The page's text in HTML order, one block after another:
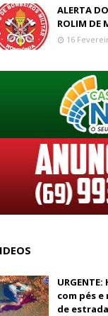
ALERTA
ROLIM DE
16
com pés
de